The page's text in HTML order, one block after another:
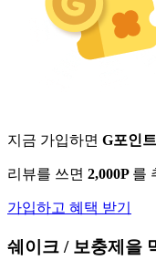
지금 가입하면 G포인
리뷰를 쓰면 2,000P 를
가입하고 혜택 받기
쉐이크 / 보충제 을